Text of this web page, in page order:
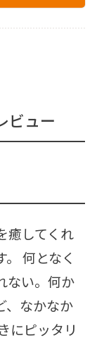
ビュー
癒してくれ
何となく
ない。何か
、なかなか
にピッタリ